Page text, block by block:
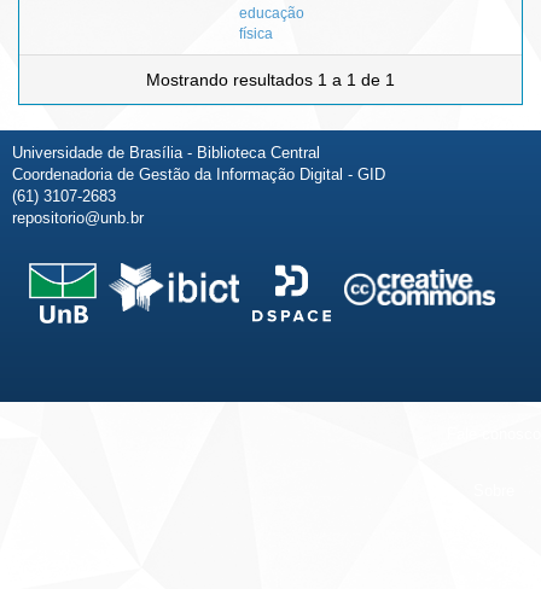
educação
física
Mostrando resultados 1 a 1 de 1
Universidade de Brasília - Biblioteca Central
Coordenadoria de Gestão da Informação Digital - GID
(61) 3107-2683
repositorio@unb.br